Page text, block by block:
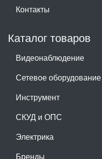
Контакты
Каталог товаров
Видеонаблюдение
Сетевое оборудование
Инструмент
СКУД и ОПС
Электрика
Бренды